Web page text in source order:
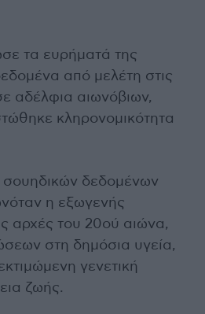
τα ευρήματά της
από μελέτη στις
αδέλφια αιωνόβιων,
κληρονομικότητα
σουηδικών δεδομένων
η εξωγενής
αρχές του 20ού αιώνα,
στη δημόσια υγεία,
γενετική
ζωής.